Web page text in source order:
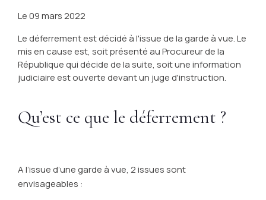
Le09 mars 2022
Le déferrement est décidé à l'issue de la garde à vue. Le
mis en cause est, soit présenté au Procureur de la
République qui décide de la suite, soit une information
judiciaire est ouverte devant un juge d'instruction.
Qu’est ce que le déferrement ?
A l’issue d’une garde à vue, 2 issues sont
envisageables :